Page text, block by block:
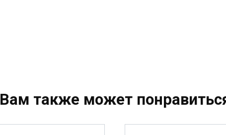
Вам также может